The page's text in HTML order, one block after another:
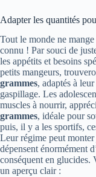
Adapter les quantités
Tout le monde ne
connu ! Par souci de
les appétits et besoins
petits mangeurs,
grammes, adaptés à
gaspillage. Les
muscles à nourrir,
grammes, idéale pour
puis, il y a les sportifs,
Leur régime peut monter
dépensent énormément
conséquent en
un aperçu clair :